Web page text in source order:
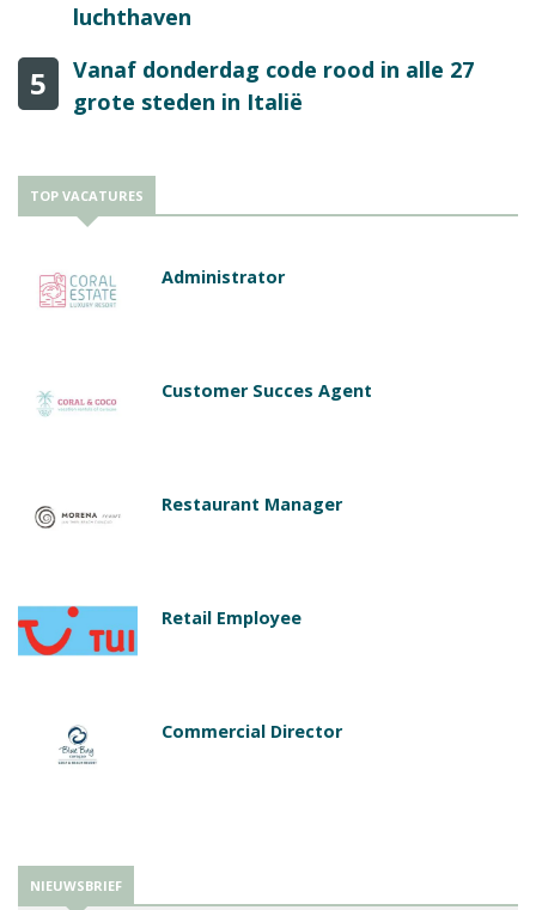
luchthaven
5
Vanaf donderdag code rood in alle 27
grote steden in Italië
TOP VACATURES
Administrator
Customer Succes Agent
Restaurant Manager
Retail Employee
Commercial Director
NIEUWSBRIEF